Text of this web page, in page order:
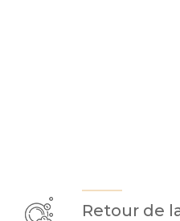
Retour de